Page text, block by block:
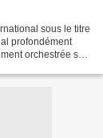
sous le titre
profondément
orchestrée sur